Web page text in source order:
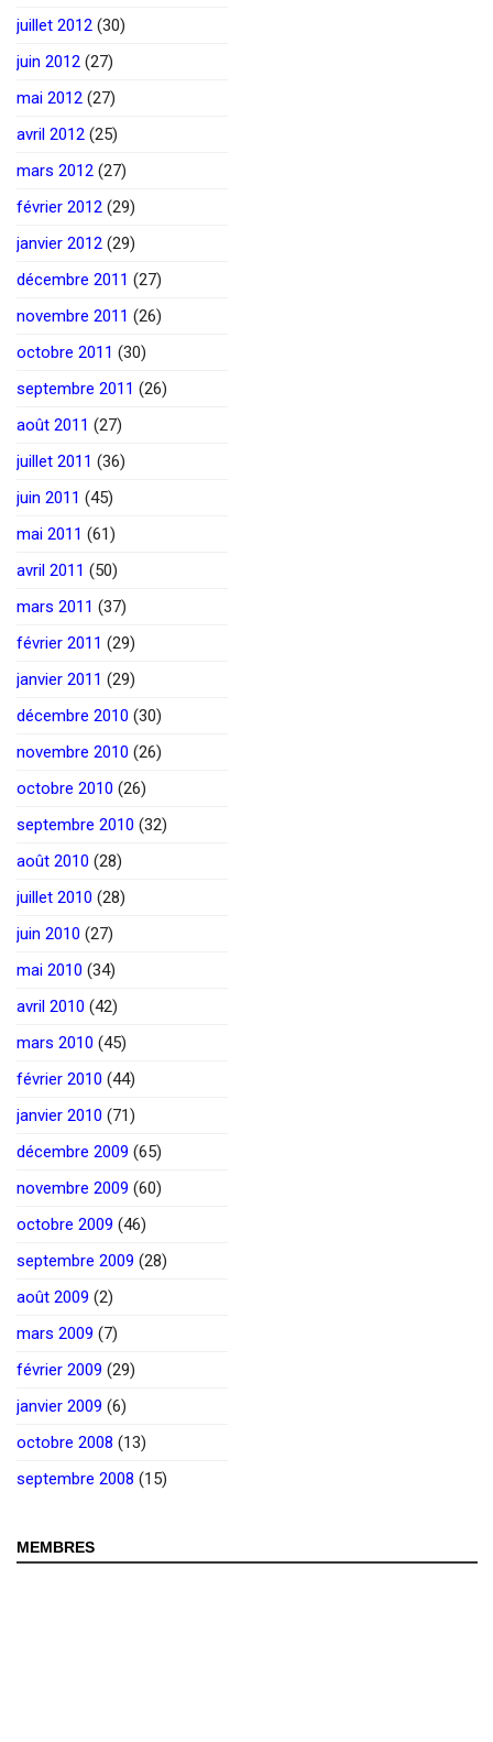
juillet 2012 (30)
juin 2012 (27)
mai 2012 (27)
avril 2012 (25)
mars 2012 (27)
février 2012 (29)
janvier 2012 (29)
décembre 2011 (27)
novembre 2011 (26)
octobre 2011 (30)
septembre 2011 (26)
août 2011 (27)
juillet 2011 (36)
juin 2011 (45)
mai 2011 (61)
avril 2011 (50)
mars 2011 (37)
février 2011 (29)
janvier 2011 (29)
décembre 2010 (30)
novembre 2010 (26)
octobre 2010 (26)
septembre 2010 (32)
août 2010 (28)
juillet 2010 (28)
juin 2010 (27)
mai 2010 (34)
avril 2010 (42)
mars 2010 (45)
février 2010 (44)
janvier 2010 (71)
décembre 2009 (65)
novembre 2009 (60)
octobre 2009 (46)
septembre 2009 (28)
août 2009 (2)
mars 2009 (7)
février 2009 (29)
janvier 2009 (6)
octobre 2008 (13)
septembre 2008 (15)
MEMBRES